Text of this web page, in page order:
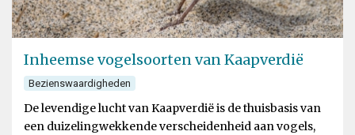
Inheemse vogelsoorten van Kaapverdië
Bezienswaardigheden
De levendige lucht van Kaapverdië is de thuisbasis van
een duizelingwekkende verscheidenheid aan vogels,